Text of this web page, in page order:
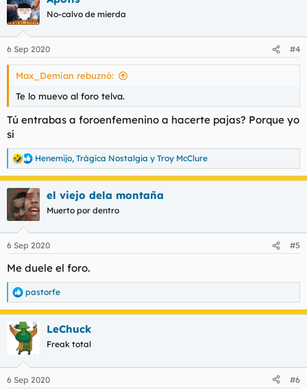
c
i
e
s
No-calvo de mierda
6 Sep 2020 #4
Max_Demian rebuznó:
Te lo muevo al foro telva.
Tú entrabas a foroenfemenino a hacerte pajas? Porque yo
sí
R
e
a
c
c
i
e
:
Henemijo, Trágica Nostalgia y Troy McClure
el viejo dela montaña
Muerto por dentro
6 Sep 2020 #5
Me duele el foro.
R
e
a
c
c
e
pastorfe
LeChuck
Freak total
6 Sep 2020 #6